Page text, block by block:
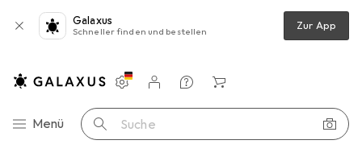
Galaxus
Schneller finden und bestellen Zur App
Navigation nach Kategorien
Menü Suche
Einstellungen
Kundenkonto
Vergleichslisten
Merklisten
Warenkorb